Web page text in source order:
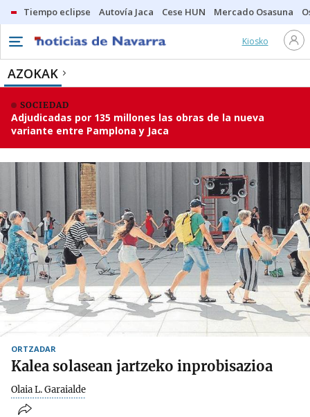
Tiempo eclipse Autovía Jaca Cese HUN Mercado Osasuna
Kiosko
AZOKAK
SOCIEDAD
Adjudicadas por 135 millones las obras de la nueva
variante entre Pamplona y Jaca
ORTZADAR
Kalea solasean jartzeko inprobisazioa
Olaia L. Garaialde